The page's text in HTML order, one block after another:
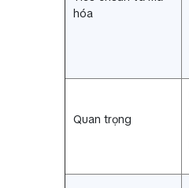
hóa
Quan trọng